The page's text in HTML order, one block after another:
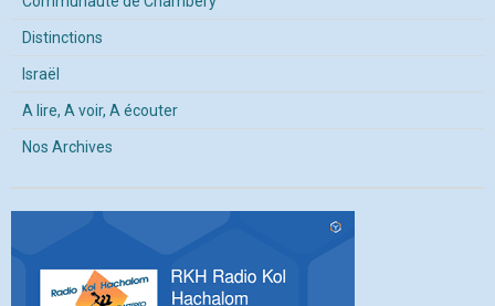
Distinctions
Israël
A lire, A voir, A écouter
Nos Archives